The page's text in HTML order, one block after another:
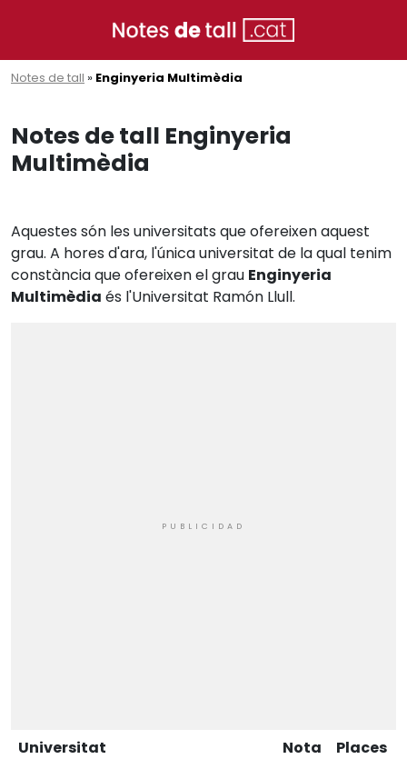
Notes de tall » Enginyeria Multimèdia
Notes de tall Enginyeria
Multimèdia
Aquestes són les universitats que ofereixen aquest
grau. A hores d'ara, l'única universitat de la qual tenim
constància que ofereixen el grau Enginyeria
Multimèdia és l'Universitat Ramón Llull.
Universitat Nota
Places